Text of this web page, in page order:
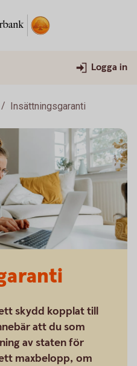
Logga in
Insättningsgaranti
skydd kopplat till
att du som
av staten för
maxbelopp, om